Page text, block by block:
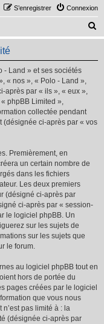
Connexion
S’enregistrer
e
- Land » et ses sociétés
« nos », « Polo - Land »,
après par « ils », « eux »,
phpBB Limited »,
collectée pendant
(désignée ci-après par « vos
Premièrement, en
un certain nombre de
dans les fichiers
Les deux premiers
(désigné ci-après par
ci-après par « session-
le logiciel phpBB. Un
sur les sujets de
sur les sujets que
le forum.
au logiciel phpBB tout en
hors de portée du
pages créées par le logiciel
que vous nous
pas limité à : la
(désignée ci-après par